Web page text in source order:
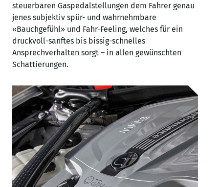
steuerbaren Gaspedalstellungen dem Fahrer genau
jenes subjektiv spür- und wahrnehmbare
«Bauchgefühl» und Fahr-Feeling, welches für ein
druckvoll-sanftes bis bissig-schnelles
Ansprechverhalten sorgt – in allen gewünschten
Schattierungen.